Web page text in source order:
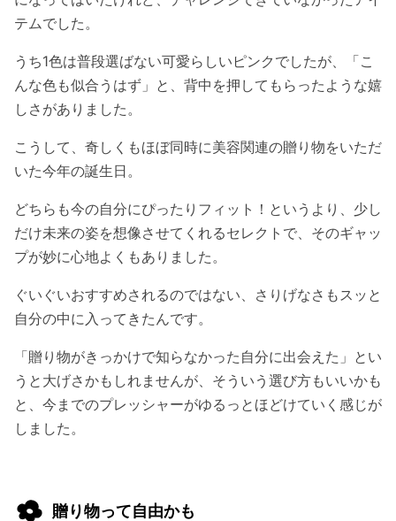
テムでした。
うち1色は普段選ばない可愛らしいピンクでしたが、「こ
んな色も似合うはず」と、背中を押してもらったような嬉
しさがありました。
こうして、奇しくもほぼ同時に美容関連の贈り物をいただ
いた今年の誕生日。
どちらも今の自分にぴったりフィット！というより、少し
だけ未来の姿を想像させてくれるセレクトで、そのギャッ
プが妙に心地よくもありました。
ぐいぐいおすすめされるのではない、さりげなさもスッと
自分の中に入ってきたんです。
「贈り物がきっかけで知らなかった自分に出会えた」とい
うと大げさかもしれませんが、そういう選び方もいいかも
と、今までのプレッシャーがゆるっとほどけていく感じが
しました。
贈り物って自由かも